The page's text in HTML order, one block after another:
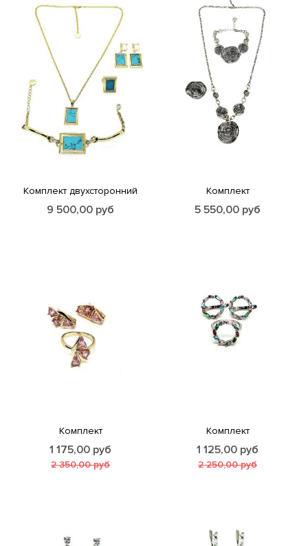
Комплект двухсторонний
9 500,00 руб
Комплект
5 550,00 руб
Комплект
1 175,00 руб
2 350,00 руб
Комплект
1 125,00 руб
2 250,00 руб